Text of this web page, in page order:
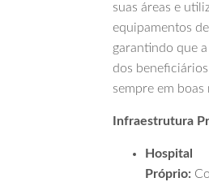
suas áreas e
equipamentos
garantindo que
dos
sempre em boas
Infraestrutura
Hospital
Próprio: